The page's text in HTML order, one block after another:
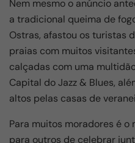
Nem mesmo o anúncio
a tradicional queima de
Ostras, afastou os turistas
praias com muitos
calçadas com uma
Capital do Jazz & Blues,
altos pelas casas de
Para muitos moradores é o
para outros de celebrar